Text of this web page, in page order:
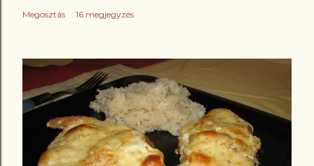
Megosztás 16 megjegyzés